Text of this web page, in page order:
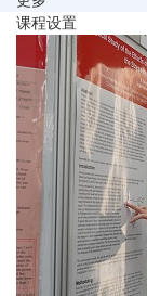
课程设置